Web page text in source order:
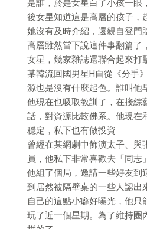
是誰，於是女星白了小孩一眼
後女星知道這是高層的孩子，
她沒有及時介紹，還親自登門
高層雖然當下說這件事翻篇了
女星，幾家雜誌還聯合起來打
某韓流回國男星H自從《分手
源也是沒有什麼起色。誰叫他
他現在也吸取教訓了，在接綜
話，對資源比較佛系。他現在
穩定，私下也有做投資
曾經在某網劇中飾演太子、與
員，他私下非常喜歡去「同志
他組了個局，邀請一些好友到
到居然被隔壁桌的一些人認出
自己的這點小癖好曝光，他只
玩了近一個星期。為了維持圈